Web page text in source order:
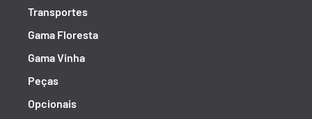
Transportes
Gama Floresta
Gama Vinha
Peças
Opcionais